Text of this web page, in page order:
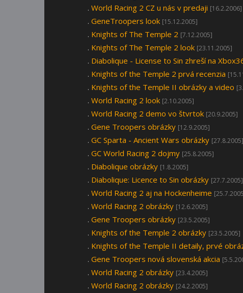
. World Racing 2 CZ u nás v predaji [16.2.2006]
. GeneTroopers look [15.12.2005]
. Knights of The Temple 2 [7.12.2005]
. Knights of The Temple 2 look [23.11.2005]
. Diabolique - License to Sin zhreší na
. Knights of the Temple 2 prvá recenzia
. Knights of the Temple II obrázky a video
. World Racing 2 look [2.10.2005]
. World Racing 2 demo vo štvrtok [20.9.2005]
. Gene Troopers obrázky [12.9.2005]
. GC Sparta - Ancient Wars obrázky [27.8.2005]
. GC World Racing 2 dojmy [25.8.2005]
. Diabolique obrázky [1.8.2005]
. Diabolique: Licence to Sin obrázky [27.7.2005]
. World Racing 2 aj na Hockenheime
. World Racing 2 obrázky [12.6.2005]
. Gene Troopers obrázky [23.5.2005]
. Knights of the Temple 2 obrázky [23.5.2005]
. Knights of the Temple II detaily, prvé
. Gene Troopers nová slovenská akcia
. World Racing 2 obrázky [23.4.2005]
. World Racing 2 obrázky [24.2.2005]